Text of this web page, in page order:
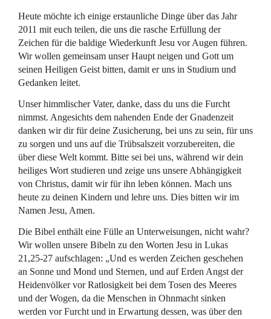
Heute möchte ich einige erstaunliche Dinge über das Jahr
2011 mit euch teilen, die uns die rasche Erfüllung der
Zeichen für die baldige Wiederkunft Jesu vor Augen führen.
Wir wollen gemeinsam unser Haupt neigen und Gott um
seinen Heiligen Geist bitten, damit er uns in Studium und
Gedanken leitet.
Unser himmlischer Vater, danke, dass du uns die Furcht
nimmst. Angesichts dem nahenden Ende der Gnadenzeit
danken wir dir für deine Zusicherung, bei uns zu sein, für uns
zu sorgen und uns auf die Trübsalszeit vorzubereiten, die
über diese Welt kommt. Bitte sei bei uns, während wir dein
heiliges Wort studieren und zeige uns unsere Abhängigkeit
von Christus, damit wir für ihn leben können. Mach uns
heute zu deinen Kindern und lehre uns. Dies bitten wir im
Namen Jesu, Amen.
Die Bibel enthält eine Fülle an Unterweisungen, nicht wahr?
Wir wollen unsere Bibeln zu den Worten Jesu in Lukas
21,25-27 aufschlagen: „Und es werden Zeichen geschehen
an Sonne und Mond und Sternen, und auf Erden Angst der
Heidenvölker vor Ratlosigkeit bei dem Tosen des Meeres
und der Wogen, da die Menschen in Ohnmacht sinken
werden vor Furcht und in Erwartung dessen, was über den